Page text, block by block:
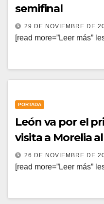
semifinal
29 DE NOVIEMBRE DE
[read more=”Leer más”
PORTADA
León va por el
visita a Morelia
26 DE NOVIEMBRE DE
[read more=”Leer más”